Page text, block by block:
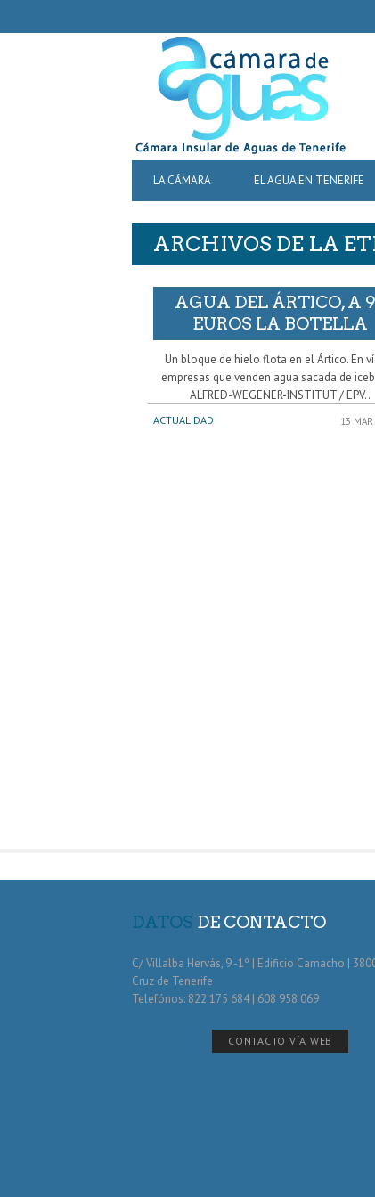
NAVIGATION
PRIMARY
NAVIGATION
LA CÁMARA EL AGUA EN TENERIFE
ARCHIVOS DE LA
AGUA DEL ÁRTICO, A
EUROS LA BOTELLA
Un bloque de hielo flota en el Ártico. En
empresas que venden agua sacada de
ALFRED-WEGENER-INSTITUT / EPV..
ACTUALIDAD 13 MAR
DATOS DE CONTACTO
C/ Villalba Hervás, 9 -1º | Edificio Camacho |
Cruz de Tenerife
Telefónos: 822 175 684 | 608 958 069
CONTACTO VÍA WEB